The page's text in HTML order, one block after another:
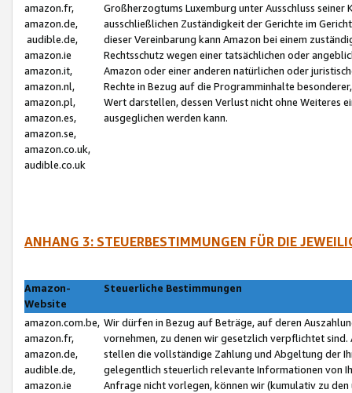
amazon.fr,
amazon.de,
audible.de,
amazon.ie
amazon.it,
amazon.nl,
amazon.pl,
amazon.es,
amazon.se,
amazon.co.uk,
audible.co.uk
Großherzogtums Luxemburg unter Ausschluss
ausschließlichen Zuständigkeit der Gerichte im
dieser Vereinbarung kann Amazon bei einem
Rechtsschutz wegen einer tatsächlichen oder
Amazon oder einer anderen natürlichen oder
Rechte in Bezug auf die Programminhalte
Wert darstellen, dessen Verlust nicht ohne Weiteres
ausgeglichen werden kann.
ANHANG 3: STEUERBESTIMMUNGEN FÜR DIE
Amazon-
Website
Steuerliche Bestimmungen
amazon.com.be,
amazon.fr,
amazon.de,
audible.de,
amazon.ie
Wir dürfen in Bezug auf Beträge, auf deren
vornehmen, zu denen wir gesetzlich verpflichtet
stellen die vollständige Zahlung und Abgeltung der
gelegentlich steuerlich relevante Informationen von
Anfrage nicht vorlegen, können wir (kumulativ zu